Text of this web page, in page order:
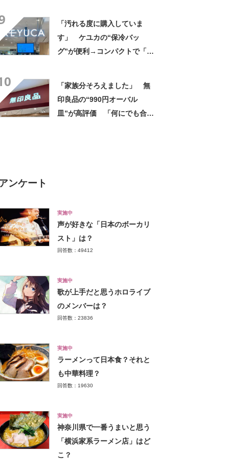
「汚れる度に購入していま
す」 ケユカの“保冷バッ
グ”が便利→コンパクトで「ち
「家族分そろえました」 無
印良品の“990円オーバル
皿”が高評価 「何にでも合
アンケート
実施中
声が好きな「日本のボーカリ
スト」は？
回答数：49412
実施中
歌が上手だと思うホロライブ
のメンバーは？
回答数：23836
実施中
ラーメンって日本食？それと
も中華料理？
回答数：19630
実施中
神奈川県で一番うまいと思う
「横浜家系ラーメン店」はど
こ？